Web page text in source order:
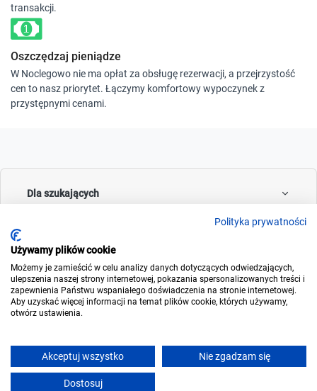
transakcji.
Oszczędzaj pieniądze
W Noclegowo nie ma opłat za obsługę rezerwacji, a przejrzystość
cen to nasz priorytet. Łączymy komfortowy wypoczynek z
przystępnymi cenami.
Dla szukających
Dla wynajmujących
© 2006-2026Noclegowo.pl
Polityka prywatności
Używamy plików cookie
Możemy je zamieścić w celu analizy danych dotyczących odwiedzających,
ulepszenia naszej strony internetowej, pokazania spersonalizowanych treści i
zapewnienia Państwu wspaniałego doświadczenia na stronie internetowej.
Aby uzyskać więcej informacji na temat plików cookie, których używamy,
otwórz ustawienia.
Akceptuj wszystko Nie zgadzam się
Dostosuj